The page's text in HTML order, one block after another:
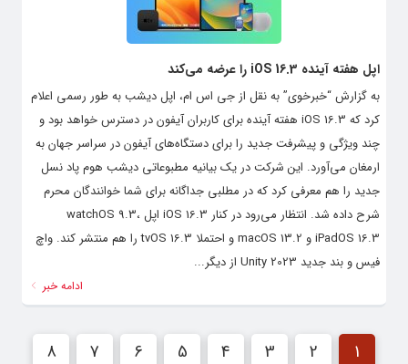
اپل هفته آینده iOS 16.3 را عرضه می‌کند
به گزارش “خبرخوی” به نقل از جی اس ام، اپل دیشب به طور رسمی اعلام
کرد که iOS 16.3 هفته آینده برای کاربران آیفون در دسترس خواهد بود و
چند ویژگی و پیشرفت جدید را برای دستگاه‌های آیفون در سراسر جهان به
ارمغان می‌آورد. این شرکت در یک بیانیه مطبوعاتی دیشب هوم پاد نسل
جدید را هم معرفی کرد که در مطلبی جداگانه برای شما خوانندگان محرم
شرح داده شد. انتظار می‌رود در کنار iOS 16.3 اپل watchOS 9.3،
iPadOS 16.3 و macOS 13.2 و احتملا tvOS 16.3 را هم منتشر کند. واچ
فیس و بند جدید Unity 2023 از دیگر...
ادامه خبر
1
2
3
4
5
6
7
8